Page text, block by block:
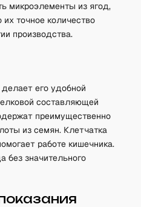
микроэлементы из ягод,
их точное количество
производства.
его удобной
составляющей
преимущественно
из семян. Клетчатка
работе кишечника.
значительного